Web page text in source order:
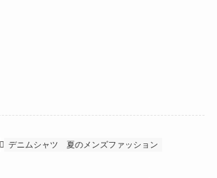
デニムシャツ 夏のメンズファッション